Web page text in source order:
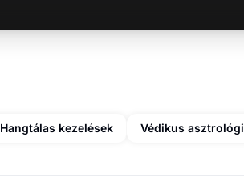
Hangtálas kezelések Védikus